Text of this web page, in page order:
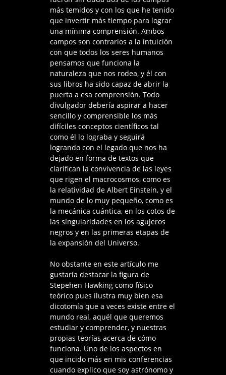
más temidos y con los que he tenido
que invertir más tiempo para lograr
una mínima comprensión. Ambos
campos son contrarios a la intuición
con que todos los seres humanos
pensamos que funciona la
naturaleza que nos rodea, y él con
sus libros ha sido capaz de abrir la
puerta a esa comprensión. Todo
divulgador debería aspirar a hacer
sencillo y comprensible los más
difíciles conceptos científicos tal
como él lo lograba y seguirá
logrando con el legado que nos ha
dejado en forma de textos que
clarifican la convivencia de las leyes
que rigen el macrocosmos, como es
la relatividad de Albert Einstein, y el
mundo de lo muy pequeño, como es
la mecánica cuántica, en los cotos de
las singularidades en los agujeros
negros y en las primeras etapas de
la expansión del Universo.
No obstante en este artículo me
gustaría destacar la figura de
Stepehen Hawking como físico
teórico pues ilustra muy bien esa
dicotomía que a veces existe entre el
mundo real, aquél que queremos
estudiar y comprender, y nuestras
propias teorías acerca de cómo
funciona. Uno de los aspectos en
que incido más en mis conferencias
cuando explico que soy astrónomo y